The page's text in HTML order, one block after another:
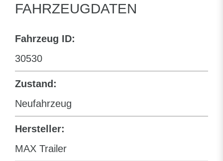
FAHRZEUGDATEN
Fahrzeug ID:
30530
Zustand:
Neufahrzeug
Hersteller:
MAX Trailer